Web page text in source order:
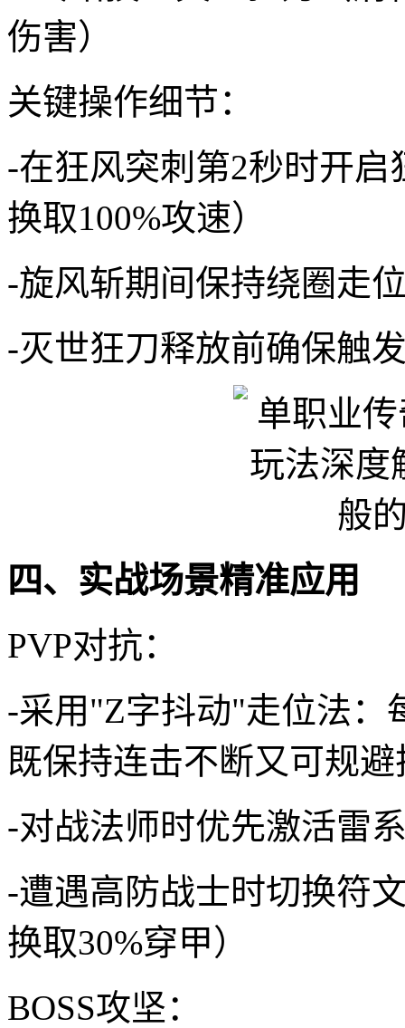
伤害）
关键操作细节：
-在狂风突刺第2秒时开启
换取100%攻速）
-旋风斩期间保持绕圈走
-灭世狂刀释放前确保触
四、实战场景精准应用
PVP对抗：
-采用"Z字抖动"走位法：
既保持连击不断又可规避
-对战法师时优先激活雷
-遭遇高防战士时切换符
换取30%穿甲）
BOSS攻坚：